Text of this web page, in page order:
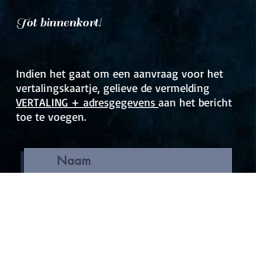
Tot binnenkort!
Indien het gaat om een aanvraag voor het
vertalingskaartje, gelieve de vermelding
VERTALING + adresgegevens aan het bericht
toe te voegen.